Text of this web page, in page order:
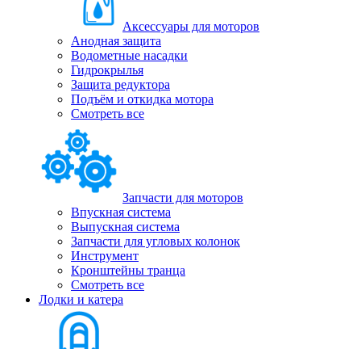
Аксессуары для моторов
Анодная защита
Водометные насадки
Гидрокрылья
Защита редуктора
Подъём и откидка мотора
Смотреть все
Запчасти для моторов
Впускная система
Выпускная система
Запчасти для угловых колонок
Инструмент
Кронштейны транца
Смотреть все
Лодки и катера